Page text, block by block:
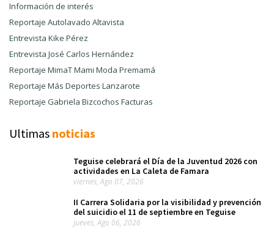
Información de interés
Reportaje Autolavado Altavista
Entrevista Kike Pérez
Entrevista José Carlos Hernández
Reportaje MimaT Mami Moda Premamá
Reportaje Más Deportes Lanzarote
Reportaje Gabriela Bizcochos Facturas
Ultimas noticias
Teguise celebrará el Día de la Juventud 2026 con
actividades en La Caleta de Famara
viernes, Ago 07, 2026
II Carrera Solidaria por la visibilidad y prevención
del suicidio el 11 de septiembre en Teguise
jueves, Ago 06, 2026